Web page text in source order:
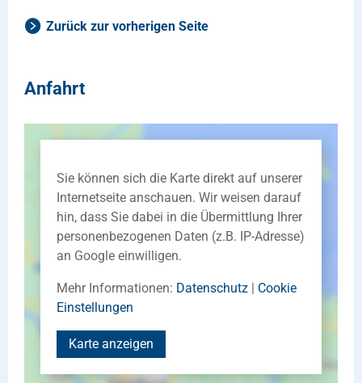
Zurück zur vorherigen Seite
Anfahrt
Sie können sich die Karte direkt auf unserer
Internetseite anschauen. Wir weisen darauf
hin, dass Sie dabei in die Übermittlung Ihrer
personenbezogenen Daten (z.B. IP-Adresse)
an Google einwilligen.
Mehr Informationen: Datenschutz | Cookie
Einstellungen
Karte anzeigen